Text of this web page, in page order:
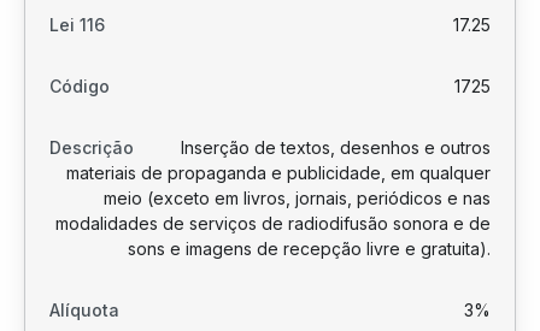
17.25
1725
Inserção de textos, desenhos e outros
materiais de propaganda e publicidade, em qualquer
meio (exceto em livros, jornais, periódicos e nas
modalidades de serviços de radiodifusão sonora e de
sons e imagens de recepção livre e gratuita).
3%